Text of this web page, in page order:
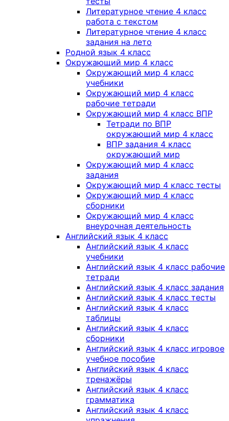
Литературное чтение 4 класс
работа с текстом
Литературное чтение 4 класс
задания на лето
Родной язык 4 класс
Окружающий мир 4 класс
Окружающий мир 4 класс
учебники
Окружающий мир 4 класс
рабочие тетради
Окружающий мир 4 класс ВПР
Тетради по ВПР
окружающий мир 4 класс
ВПР задания 4 класс
окружающий мир
Окружающий мир 4 класс
задания
Окружающий мир 4 класс тесты
Окружающий мир 4 класс
сборники
Окружающий мир 4 класс
внеурочная деятельность
Английский язык 4 класс
Английский язык 4 класс
учебники
Английский язык 4 класс рабочие
тетради
Английский язык 4 класс задания
Английский язык 4 класс тесты
Английский язык 4 класс
таблицы
Английский язык 4 класс
сборники
Английский язык 4 класс игровое
учебное пособие
Английский язык 4 класс
тренажёры
Английский язык 4 класс
грамматика
Английский язык 4 класс